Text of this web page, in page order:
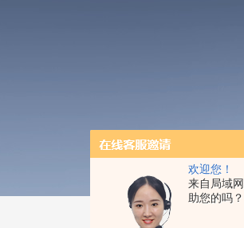
欢迎您！
来自局域
助您的吗？